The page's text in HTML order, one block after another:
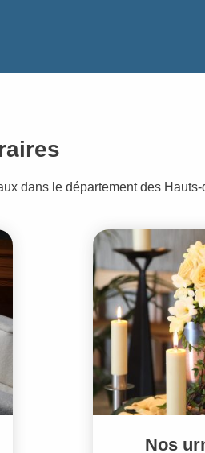
dans le département des
Nos